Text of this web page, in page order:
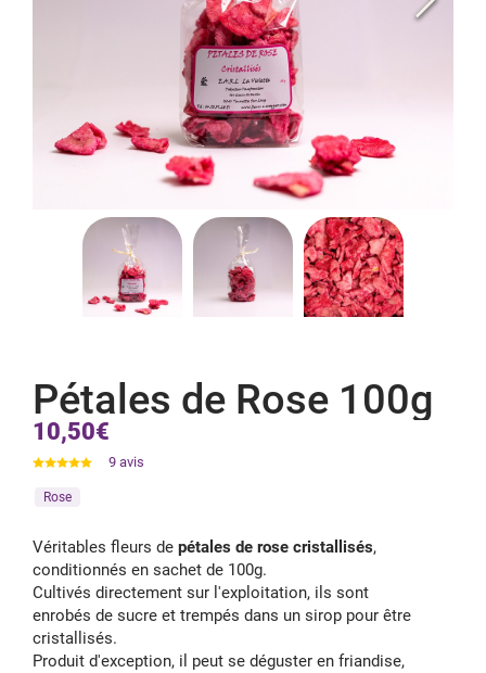
Pétales de Rose 100g
10,50€
9 avis
Rose
Véritables fleurs de pétales de rose cristallisés,
conditionnés en sachet de 100g.
Cultivés directement sur l'exploitation, ils sont
enrobés de sucre et trempés dans un sirop pour être
cristallisés.
Produit d'exception, il peut se déguster en friandise,